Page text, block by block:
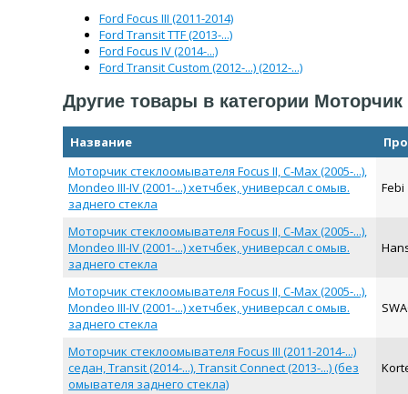
Ford Focus III (2011-2014)
Ford Transit TTF (2013-...)
Ford Focus IV (2014-...)
Ford Transit Custom (2012-...) (2012-...)
Другие товары в категории
Название
Моторчик стеклоомывателя Focus II, C-Max (2005-...),
Mondeo III-IV (2001-...) хетчбек, универсал с омыв.
заднего стекла
Febi
Моторчик стеклоомывателя Focus II, C-Max (2005-...),
Mondeo III-IV (2001-...) хетчбек, универсал с омыв.
заднего стекла
Моторчик стеклоомывателя Focus II, C-Max (2005-...),
Mondeo III-IV (2001-...) хетчбек, универсал с омыв.
заднего стекла
Моторчик стеклоомывателя Focus III (2011-2014-...)
седан, Transit (2014-...), Transit Connect (2013-...) (без
омывателя заднего стекла)